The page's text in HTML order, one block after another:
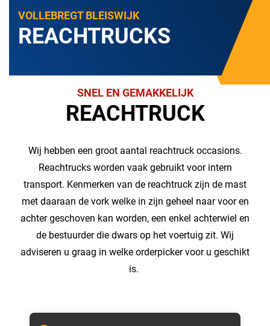
VOLLEBREGT BLEISWIJK
REACHTRUCKS
SNEL EN GEMAKKELIJK
REACHTRUCK
Wij hebben een groot aantal reachtruck occasions.
Reachtrucks worden vaak gebruikt voor intern
transport. Kenmerken van de reachtruck zijn de mast
met daaraan de vork welke in zijn geheel naar voor en
achter geschoven kan worden, een enkel achterwiel en
de bestuurder die dwars op het voertuig zit. Wij
adviseren u graag in welke orderpicker voor u geschikt
is.